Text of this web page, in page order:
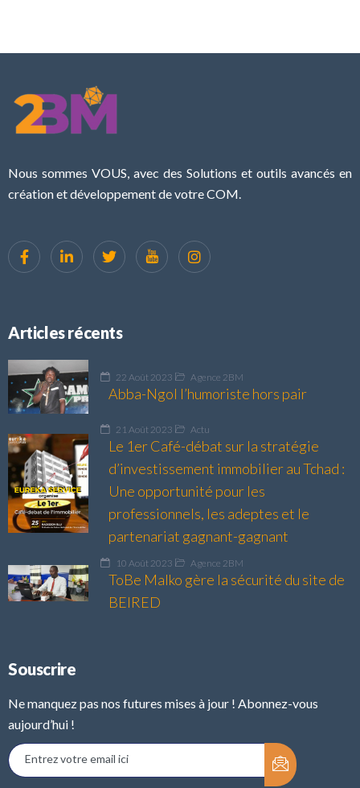
Nous sommes VOUS, avec des Solutions et outils avancés en
création et développement de votre COM.
Articles récents
22 Août 2023 Agence 2BM
Abba-Ngol l’humoriste hors pair
21 Août 2023 Actu
Le 1er Café-débat sur la stratégie
d’investissement immobilier au Tchad :
Une opportunité pour les
professionnels, les adeptes et le
partenariat gagnant-gagnant
10 Août 2023 Agence 2BM
ToBe Malko gère la sécurité du site de
BEIRED
Souscrire
Ne manquez pas nos futures mises à jour ! Abonnez-vous
aujourd’hui !